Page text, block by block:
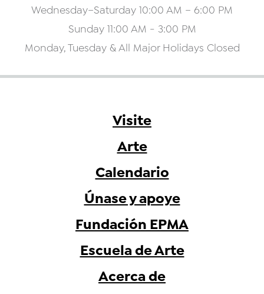
Wednesday–Saturday 10:00 AM – 6:00 PM
Sunday 11:00 AM - 3:00 PM
Monday, Tuesday & All Major Holidays Closed
Visite
Arte
Calendario
Únase y apoye
Fundación EPMA
Escuela de Arte
Acerca de